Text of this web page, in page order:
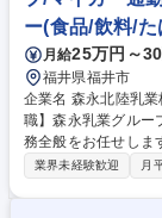
ー(食品/飲料/た
月給25万円～
福井県福井市
企業名 森永北陸乳業株式会社 求人名 業界・職種未
職】森永乳業グループ/マイカー通勤可
務全般をお任せしま
造・工務・品質管
務が異なります。 ■
業界未経験歓迎 月